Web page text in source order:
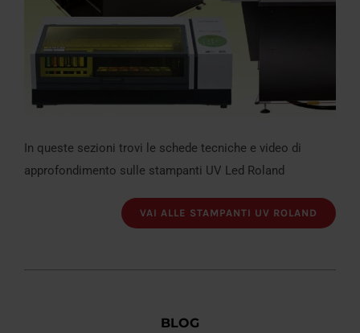
In queste sezioni trovi le schede tecniche e video di
approfondimento sulle stampanti UV Led Roland
VAI ALLE STAMPANTI UV ROLAND
BLOG